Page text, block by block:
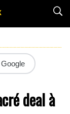
deal à